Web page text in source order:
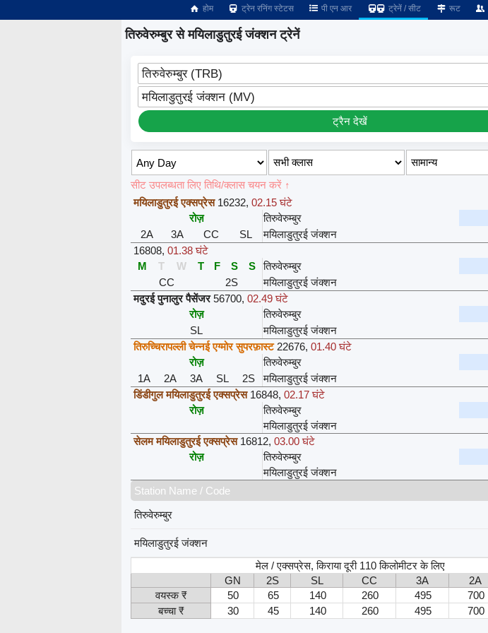
होम ट्रेन रनिंग स्टेटस पी एन आर ट्रेनें / सीट रूट
तिरुवेरुम्बुर से मयिलाडुतुरई जंक्शन ट्रेनें
तिरुवेरुम्बुर (TRB)
मयिलाडुतुरई जंक्शन (MV)
ट्रैन देखें
सीट उपलब्धता लिए तिथि/क्लास चयन करें ↑
मयिलाडुतुरई एक्सप्रेस 16232,02.15 घंटे
रोज़
तिरुवेरुम्बुर
2A
3A CC SL मयिलाडुतुरई जंक्शन
16808,01.38 घंटे
M
T W T F S S तिरुवेरुम्बुर
CC
2S मयिलाडुतुरई जंक्शन
मदुरई पुनालुर पैसेंजर 56700,02.49 घंटे
रोज़
तिरुवेरुम्बुर
SL
मयिलाडुतुरई जंक्शन
तिरुच्चिरापल्ली चेन्नई एग्मोर सुपरफ़ास्ट 22676,01.40 घंटे
रोज़
तिरुवेरुम्बुर
1A
2A 3A SL 2S मयिलाडुतुरई जंक्शन
डिंडीगुल मयिलाडुतुरई एक्सप्रेस 16848,02.17 घंटे
रोज़
तिरुवेरुम्बुर
मयिलाडुतुरई जंक्शन
सेलम मयिलाडुतुरई एक्सप्रेस 16812,03.00 घंटे
रोज़
तिरुवेरुम्बुर
मयिलाडुतुरई जंक्शन
Station Name / Code
तिरुवेरुम्बुर
मयिलाडुतुरई जंक्शन
मेल / एक्सप्रेस, किराया दूरी 110 किलोमीटर के लिए
GN
2S SL CC 3A 2A
वयस्क ₹
50 65 140 260 495 700
बच्चा ₹
30 45 140 260 495 700